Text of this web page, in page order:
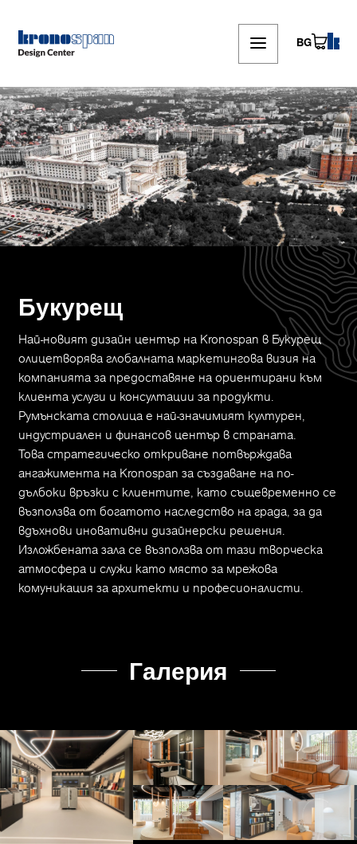
content
BG
Букурещ
Най-новият дизайн център на Kronospan в Букурещ
олицетворява глобалната маркетингова визия на
компанията за предоставяне на ориентирани към
клиента услуги и консултации за продукти.
Румънската столица е най-значимият културен,
индустриален и финансов център в страната.
Това стратегическо откриване потвърждава
ангажимента на Kronospan за създаване на по-
дълбоки връзки с клиентите, като същевременно се
възползва от богатото наследство на града, за да
вдъхнови иновативни дизайнерски решения.
Изложбената зала се възползва от тази творческа
атмосфера и служи като място за мрежова
комуникация за архитекти и професионалисти.
Галерия